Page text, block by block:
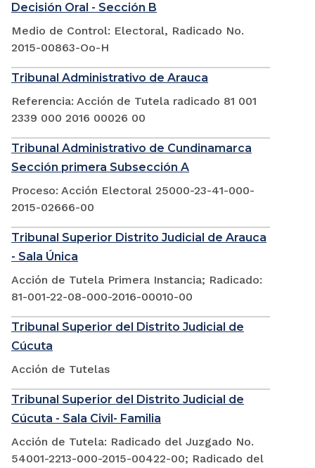
Decisión Oral - Sección B
Medio de Control: Electoral, Radicado No.
2015-00863-Oo-H
Tribunal Administrativo de Arauca
Referencia: Acción de Tutela radicado 81 001
2339 000 2016 00026 00
Tribunal Administrativo de Cundinamarca
Sección primera Subsección A
Proceso: Acción Electoral 25000-23-41-000-
2015-02666-00
Tribunal Superior Distrito Judicial de Arauca
- Sala Única
Acción de Tutela Primera Instancia; Radicado:
81-001-22-08-000-2016-00010-00
Tribunal Superior del Distrito Judicial de
Cúcuta
Acción de Tutelas
Tribunal Superior del Distrito Judicial de
Cúcuta - Sala Civil- Familia
Acción de Tutela: Radicado del Juzgado No.
54001-2213-000-2015-00422-00; Radicado del